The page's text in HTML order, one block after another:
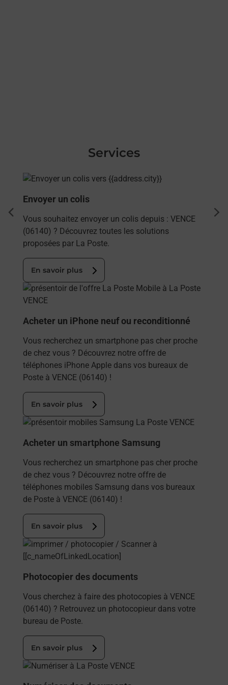
Services
En savoir plus
Envoyer un colis
Vous souhaitez envoyer un colis depuis : VENCE
(06140) ? Découvrez toutes les solutions
proposées par La Poste.
En savoir plus
En savoir plus
Acheter un iPhone neuf ou reconditionné
Vous recherchez un smartphone pas cher proche
de chez vous ? Découvrez notre offre de
téléphones iPhone Apple dans vos bureaux de
Poste à VENCE (06140) !
En savoir plus
En savoir plus
Acheter un smartphone Samsung
Vous recherchez un smartphone pas cher proche
de chez vous ? Découvrez notre offre de
téléphones mobiles Samsung dans vos bureaux
de Poste à VENCE (06140) !
En savoir plus
En savoir plus
Photocopier des documents
Vous cherchez à faire des photocopies à VENCE
(06140) ? Retrouvez un photocopieur dans votre
bureau de Poste.
En savoir plus
En savoir plus